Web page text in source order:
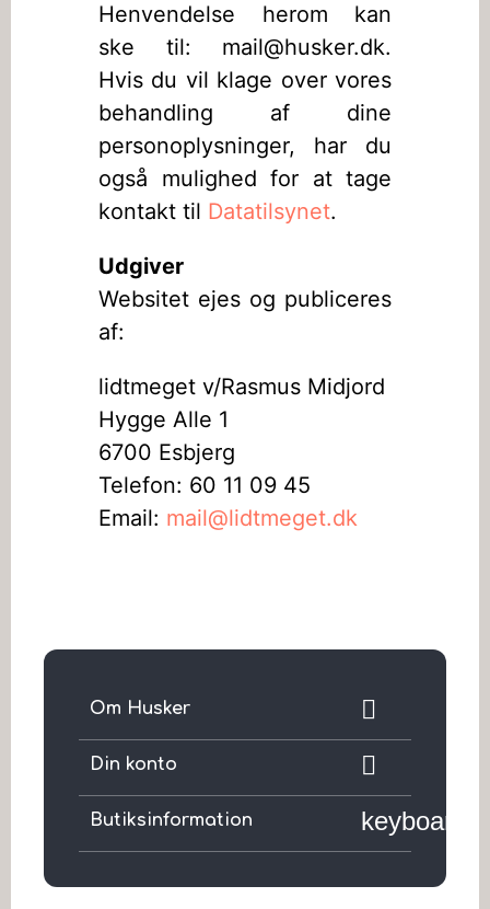
Henvendelse herom kan
ske til: mail@husker.dk.
Hvis du vil klage over vores
behandling af dine
personoplysninger, har du
også mulighed for at tage
kontakt til Datatilsynet.
Udgiver
Websitet ejes og publiceres
af:
lidtmeget v/Rasmus Midjord
Hygge Alle 1
6700 Esbjerg
Telefon: 60 11 09 45
Email: mail@lidtmeget.dk
Om Husker 
Din konto 
Butiksinformation